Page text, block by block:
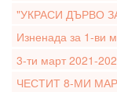
"УКРАСИ ДЪРВО
Изненада за 1-ви
3-ти март 2021-
ЧЕСТИТ 8-МИ